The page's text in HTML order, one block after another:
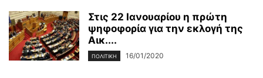
Στις 22 Ιανουαρίου η πρώτη
ψηφοφορία για την εκλογή της
Αικ....
ΠΟΛΙΤΙΚΉ 16/01/2020